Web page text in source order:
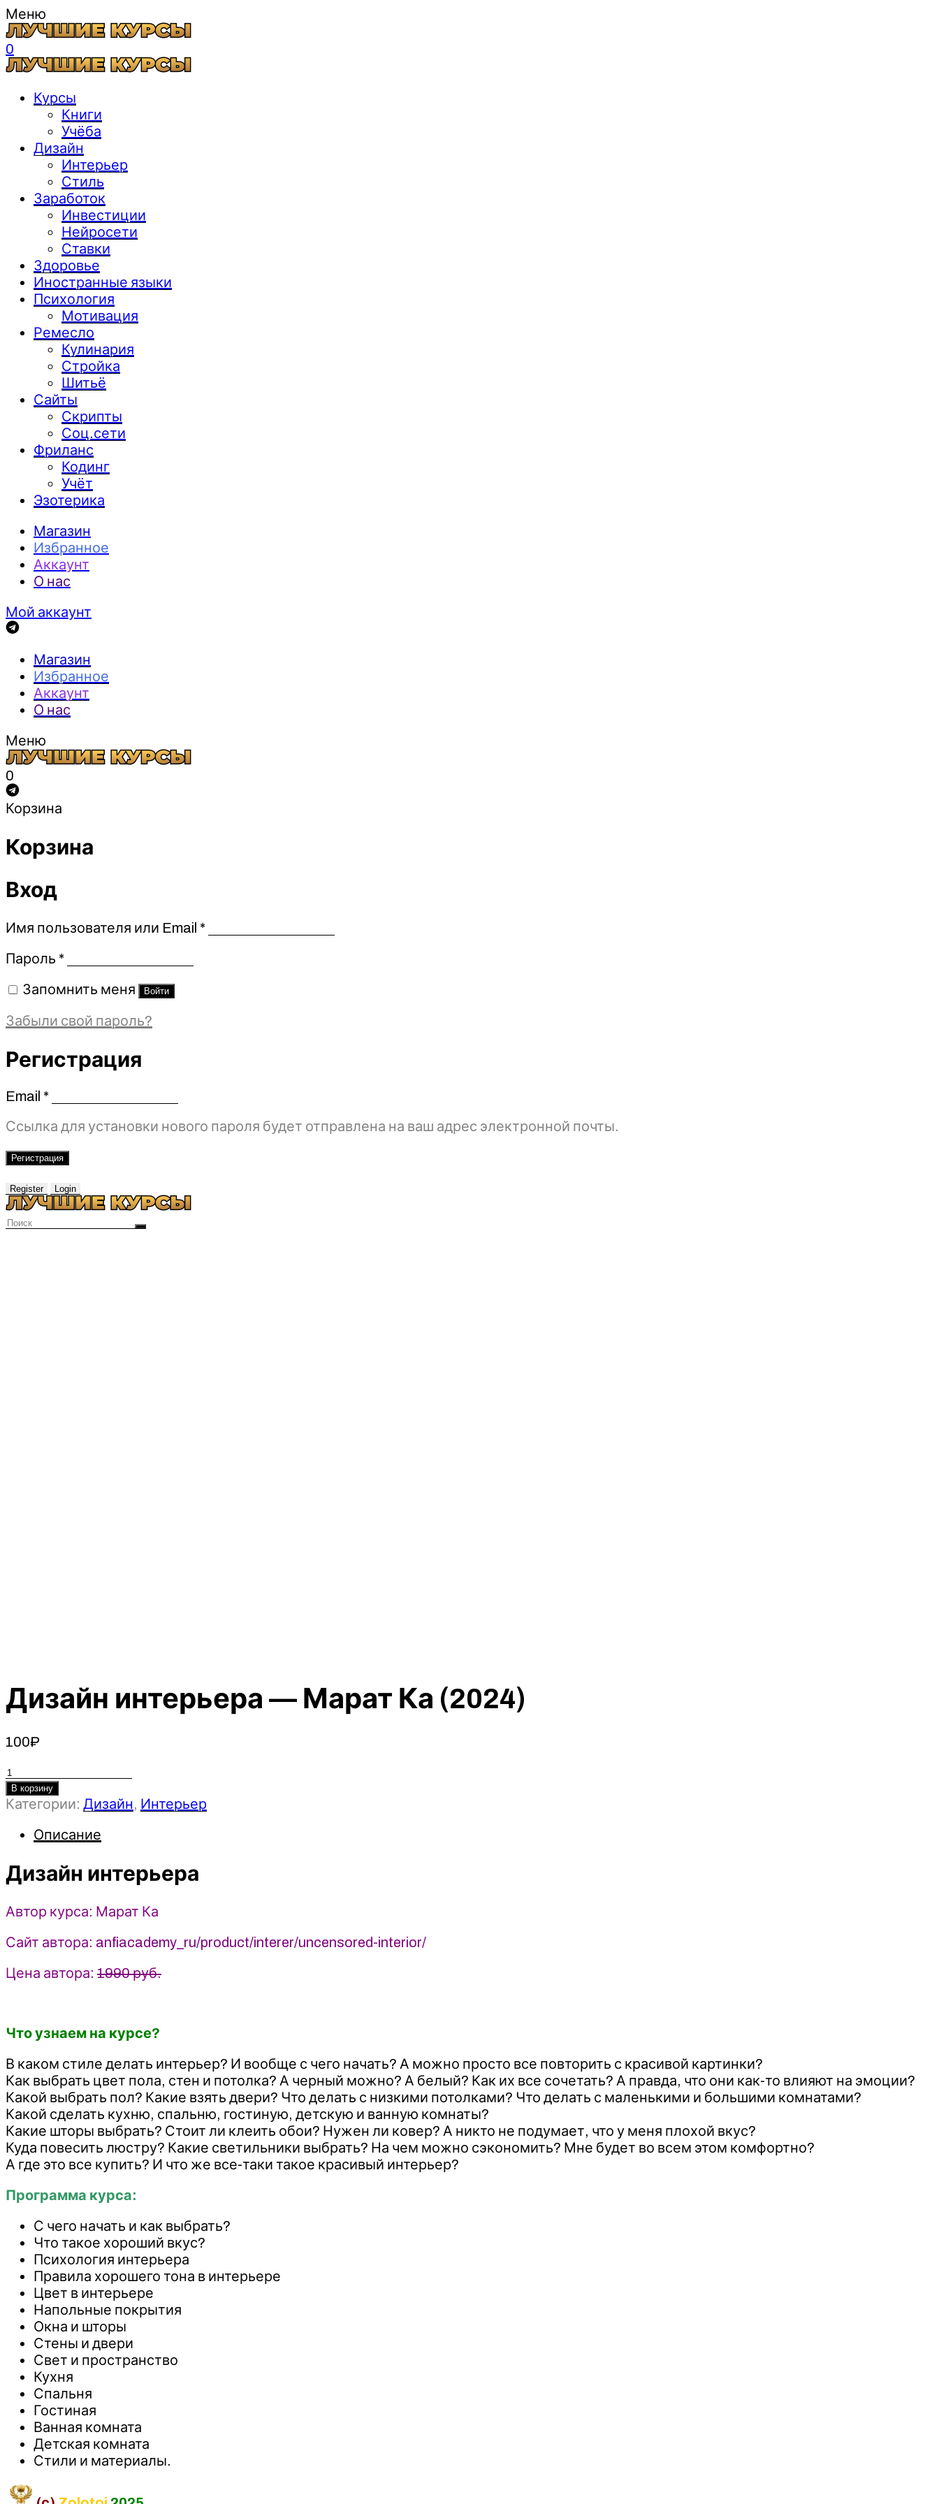
Меню
0
Курсы
Книги
Учёба
Дизайн
Интерьер
Стиль
Заработок
Инвестиции
Нейросети
Ставки
Здоровье
Иностранные языки
Психология
Мотивация
Ремесло
Кулинария
Стройка
Шитьё
Сайты
Скрипты
Соц.сети
Фриланс
Кодинг
Учёт
Эзотерика
Магазин
Избранное
Аккаунт
О нас
Мой аккаунт
Магазин
Избранное
Аккаунт
О нас
Меню
0
Корзина
Корзина
Вход
Имя пользователя или Email *Обязательно
Пароль *Обязательно
Запомнить меня Войти
Забыли свой пароль?
Регистрация
Email *Обязательно
Ссылка для установки нового пароля будет отправлена ​​на ваш адрес электронной почты.
Регистрация
Register Login
Дизайн интерьера — Марат Ка (2024)
100₽
Количество
товара
Дизайн
Ка
(2024)
В корзину
Категории: Дизайн, Интерьер
Описание
Дизайн интерьера
Автор курса: Марат Ка
Сайт автора: anfiacademy_ru/product/interer/uncensored-interior/
Цена автора: 1990 руб.
Что узнаем на курсе?
В каком стиле делать интерьер? И вообще с чего начать? А можно просто все повторить с красивой картинки?
Как выбрать цвет пола, стен и потолка? А черный можно? А белый? Как их все сочетать? А правда, что они как-то влияют на эмоции?
Какой выбрать пол? Какие взять двери? Что делать с низкими потолками? Что делать с маленькими и большими комнатами?
Какой сделать кухню, спальню, гостиную, детскую и ванную комнаты?
Какие шторы выбрать? Стоит ли клеить обои? Нужен ли ковер? А никто не подумает, что у меня плохой вкус?
Куда повесить люстру? Какие светильники выбрать? На чем можно сэкономить? Мне будет во всем этом комфортно?
А где это все купить? И что же все-таки такое красивый интерьер?
Программа курса:
С чего начать и как выбрать?
Что такое хороший вкус?
Психология интерьера
Правила хорошего тона в интерьере
Цвет в интерьере
Напольные покрытия
Окна и шторы
Стены и двери
Свет и пространство
Кухня
Спальня
Гостиная
Ванная комната
Детская комната
Стили и материалы.